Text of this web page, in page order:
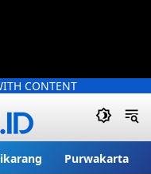
CONTENT
Purwakarta